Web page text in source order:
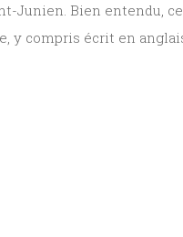
Junien. Bien entendu,
y compris écrit en